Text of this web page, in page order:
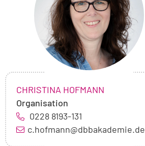
Hofmann
NAME:
CHRISTINA HOFMANN
Organisation
0228 8193-131
c.hofmann@dbbakademie.de